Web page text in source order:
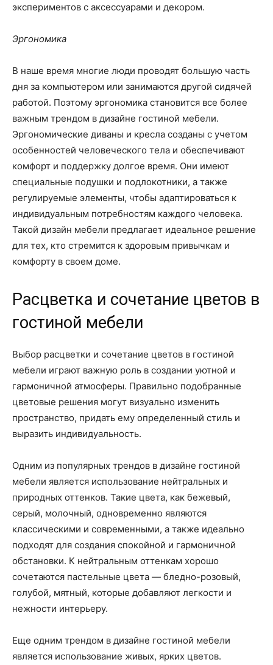
экспериментов с аксессуарами и декором.
Эргономика
В наше время многие люди проводят большую часть
дня за компьютером или занимаются другой сидячей
работой. Поэтому эргономика становится все более
важным трендом в дизайне гостиной мебели.
Эргономические диваны и кресла созданы с учетом
особенностей человеческого тела и обеспечивают
комфорт и поддержку долгое время. Они имеют
специальные подушки и подлокотники, а также
регулируемые элементы, чтобы адаптироваться к
индивидуальным потребностям каждого человека.
Такой дизайн мебели предлагает идеальное решение
для тех, кто стремится к здоровым привычкам и
комфорту в своем доме.
Расцветка и сочетание цветов в
гостиной мебели
Выбор расцветки и сочетание цветов в гостиной
мебели играют важную роль в создании уютной и
гармоничной атмосферы. Правильно подобранные
цветовые решения могут визуально изменить
пространство, придать ему определенный стиль и
выразить индивидуальность.
Одним из популярных трендов в дизайне гостиной
мебели является использование нейтральных и
природных оттенков. Такие цвета, как бежевый,
серый, молочный, одновременно являются
классическими и современными, а также идеально
подходят для создания спокойной и гармоничной
обстановки. К нейтральным оттенкам хорошо
сочетаются пастельные цвета — бледно-розовый,
голубой, мятный, которые добавляют легкости и
нежности интерьеру.
Еще одним трендом в дизайне гостиной мебели
является использование живых, ярких цветов.